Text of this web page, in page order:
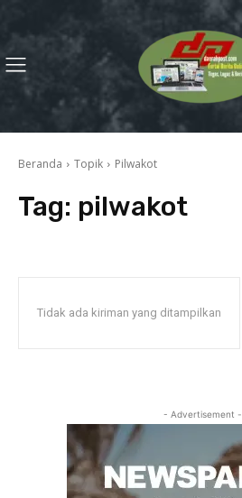
Beranda Topik Pilwakot
Tag: pilwakot
Tidak ada kiriman yang ditampilkan
- Advertisement -